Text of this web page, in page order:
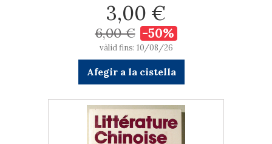
3,00 €
6,00 € -50%
vàlid fins: 10/08/26
Afegir a la cistella